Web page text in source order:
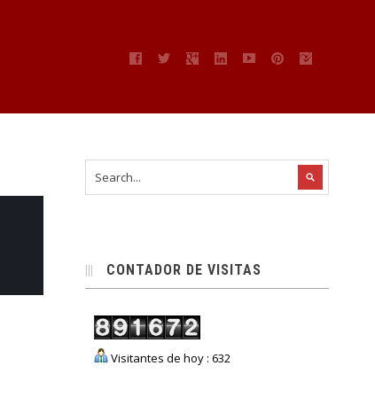
CONTADOR DE VISITAS
Visitantes de hoy : 632